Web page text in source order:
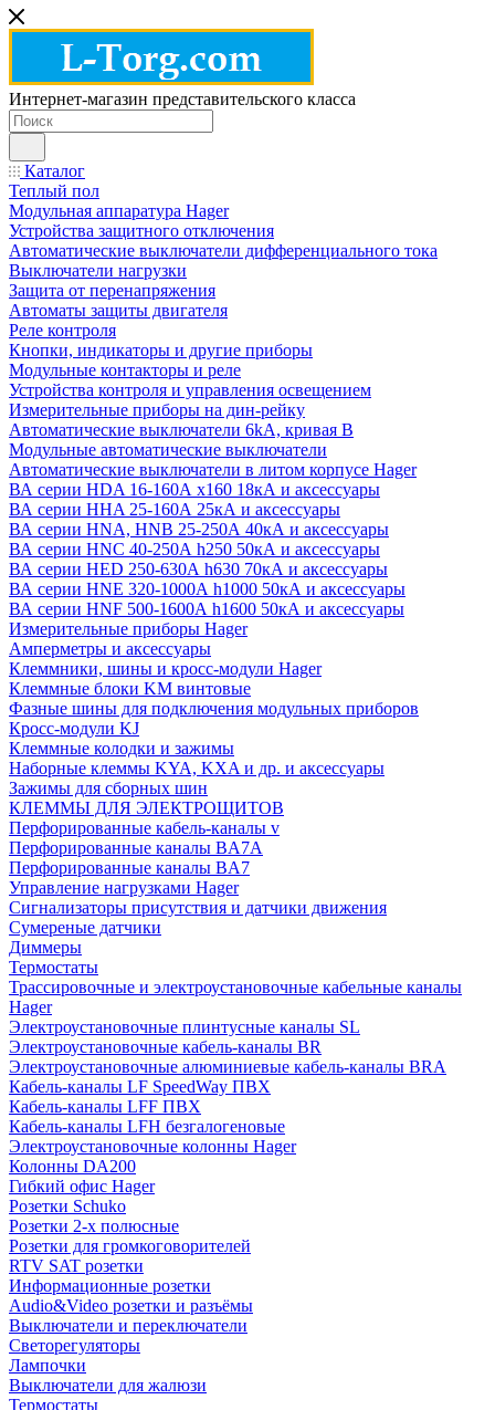
Интернет-магазин представительского класса
Каталог
Теплый пол
Модульная аппаратура Hager
Устройства защитного отключения
Автоматические выключатели дифференциального тока
Выключатели нагрузки
Защита от перенапряжения
Автоматы защиты двигателя
Реле контроля
Кнопки, индикаторы и другие приборы
Модульные контакторы и реле
Устройства контроля и управления освещением
Измерительные приборы на дин-рейку
Автоматические выключатели 6kA, кривая В
Модульные автоматические выключатели
Автоматические выключатели в литом корпусе Hager
ВА серии HDA 16-160А x160 18кА и аксессуары
ВА серии HHA 25-160А 25кА и аксессуары
ВА серии HNA, HNB 25-250А 40кА и аксессуары
ВА серии HNC 40-250А h250 50кА и аксессуары
ВА серии HED 250-630А h630 70кА и аксессуары
ВА серии HNE 320-1000А h1000 50кА и аксессуары
ВА серии HNF 500-1600А h1600 50кА и аксессуары
Измерительные приборы Hager
Амперметры и аксессуары
Клеммники, шины и кросс-модули Hager
Клеммные блоки KM винтовые
Фазные шины для подключения модульных приборов
Кросс-модули KJ
Клеммные колодки и зажимы
Наборные клеммы KYA, KXA и др. и аксессуары
Зажимы для сборных шин
КЛЕММЫ ДЛЯ ЭЛЕКТРОЩИТОВ
Перфорированные кабель-каналы v
Перфорированные каналы BA7A
Перфорированные каналы BA7
Управление нагрузками Hager
Сигнализаторы присутствия и датчики движения
Сумереные датчики
Диммеры
Термостаты
Трассировочные и электроустановочные кабельные каналы
Hager
Электроустановочные плинтусные каналы SL
Электроустановочные кабель-каналы BR
Электроустановочные алюминиевые кабель-каналы BRA
Кабель-каналы LF SpeedWay ПВХ
Кабель-каналы LFF ПВХ
Кабель-каналы LFH безгалогеновые
Электроустановочные колонны Hager
Колонны DA200
Гибкий офис Hager
Розетки Schuko
Розетки 2-х полюсные
Розетки для громкоговорителей
RTV SAT розетки
Информационные розетки
Audio&Video розетки и разъёмы
Выключатели и переключатели
Светорегуляторы
Лампочки
Выключатели для жалюзи
Термостаты